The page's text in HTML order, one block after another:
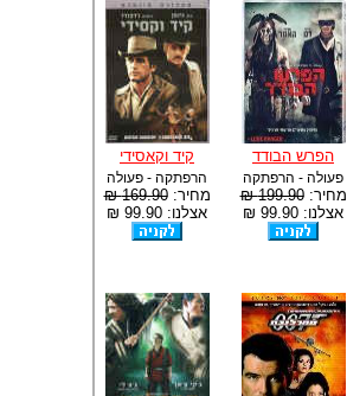
הפרש הבודד
פעולה - הרפתקה
מחיר:199.90 ₪
אצלנו: 99.90 ₪
קיד וקאסידי
הרפתקה - פעולה
מחיר:169.90 ₪
אצלנו: 99.90 ₪